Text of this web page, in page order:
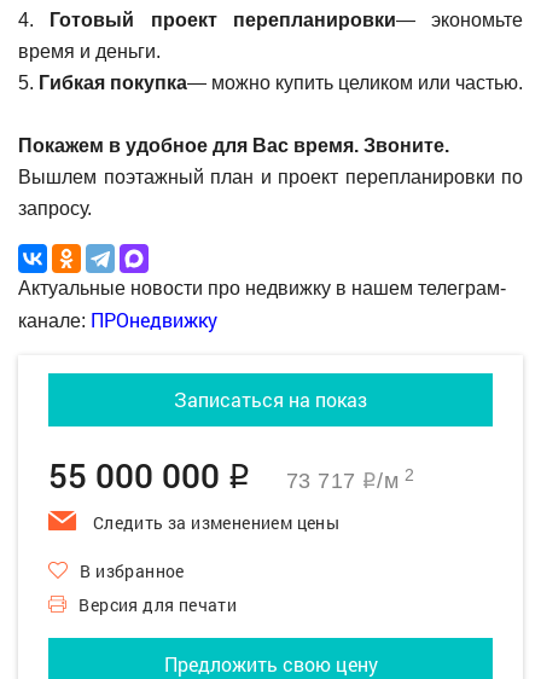
4.
Готовый проект перепланировки— экономьте
время и деньги.
5. Гибкая покупка— можно купить целиком или частью.
Покажем в удобное для Вас время. Звоните.
Вышлем поэтажный план и проект перепланировки по
запросу.
Актуальные новости про недвижку в нашем телеграм-
канале: ПРОнедвижку
Записаться на показ
55 000 000 q 73 717 q/м2
Следить за изменением цены
В избранное
Версия для печати
Предложить свою цену